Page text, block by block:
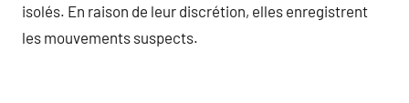
isolés. En raison de leur discrétion, elles enregistrent
les mouvements suspects.